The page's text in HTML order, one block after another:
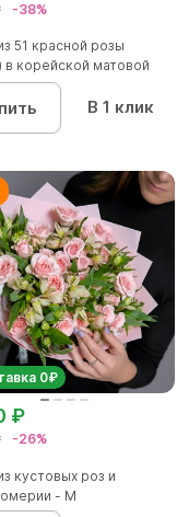
-38%
51 красной розы
в корейской матовой
В 1 клик
0₽
-26%
₽
кустовых роз и
- М